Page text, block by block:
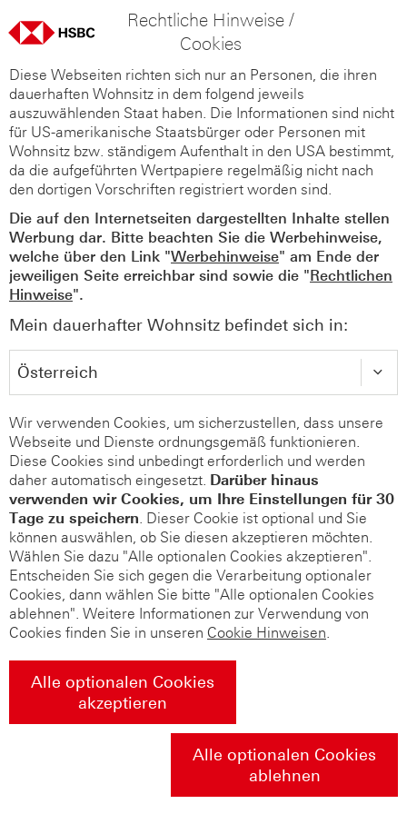
Rechtliche Hinweise /
Cookies
Diese Webseiten richten sich nur an Personen, die ihren
dauerhaften Wohnsitz in dem folgend jeweils
auszuwählenden Staat haben. Die Informationen sind nicht
für US-amerikanische Staatsbürger oder Personen mit
Wohnsitz bzw. ständigem Aufenthalt in den USA bestimmt,
da die aufgeführten Wertpapiere regelmäßig nicht nach
den dortigen Vorschriften registriert worden sind.
Die auf den Internetseiten dargestellten Inhalte stellen
Werbung dar. Bitte beachten Sie die Werbehinweise,
welche über den Link "Werbehinweise" am Ende der
jeweiligen Seite erreichbar sind sowie die "Rechtlichen
Hinweise".
Mein dauerhafter Wohnsitz befindet sich in:
Wir verwenden Cookies, um sicherzustellen, dass unsere
Webseite und Dienste ordnungsgemäß funktionieren.
Diese Cookies sind unbedingt erforderlich und werden
daher automatisch eingesetzt. Darüber hinaus
verwenden wir Cookies, um Ihre Einstellungen für 30
Tage zu speichern. Dieser Cookie ist optional und Sie
können auswählen, ob Sie diesen akzeptieren möchten.
Wählen Sie dazu "Alle optionalen Cookies akzeptieren".
Entscheiden Sie sich gegen die Verarbeitung optionaler
Cookies, dann wählen Sie bitte "Alle optionalen Cookies
ablehnen". Weitere Informationen zur Verwendung von
Cookies finden Sie in unseren Cookie Hinweisen.
Alle optionalen Cookies
akzeptieren
Alle optionalen Cookies
ablehnen